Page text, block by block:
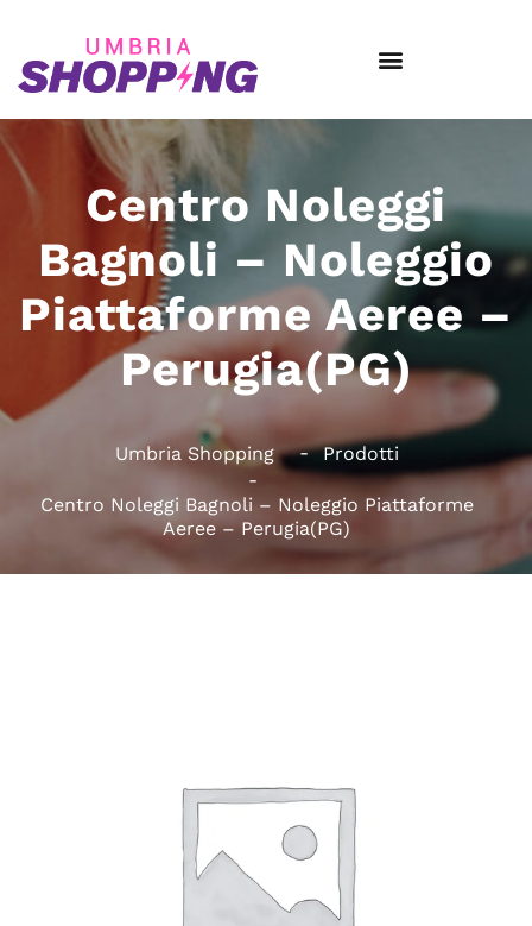
Centro Noleggi
Bagnoli – Noleggio
Piattaforme Aeree –
Perugia(PG)
Umbria Shopping Prodotti
Centro Noleggi Bagnoli – Noleggio Piattaforme
Aeree – Perugia(PG)